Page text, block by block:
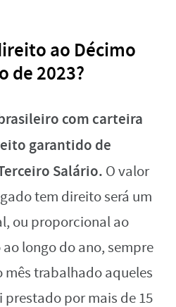
ao Décimo
de 2023?
com carteira
garantido de
Salário. O valor
tem direito será um
ou proporcional ao
longo do ano, sempre
trabalhado aqueles
prestado por mais de 15